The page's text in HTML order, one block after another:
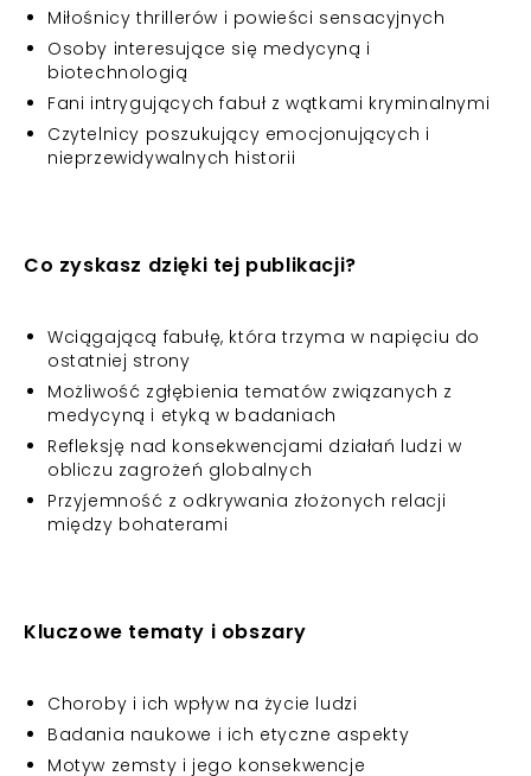
Miłośnicy thrillerów i powieści sensacyjnych
Osoby interesujące się medycyną i
biotechnologią
Fani intrygujących fabuł z wątkami kryminalnymi
Czytelnicy poszukujący emocjonujących i
nieprzewidywalnych historii
Co zyskasz dzięki tej publikacji?
Wciągającą fabułę, która trzyma w napięciu do
ostatniej strony
Możliwość zgłębienia tematów związanych z
medycyną i etyką w badaniach
Refleksję nad konsekwencjami działań ludzi w
obliczu zagrożeń globalnych
Przyjemność z odkrywania złożonych relacji
między bohaterami
Kluczowe tematy i obszary
Choroby i ich wpływ na życie ludzi
Badania naukowe i ich etyczne aspekty
Motyw zemsty i jego konsekwencje